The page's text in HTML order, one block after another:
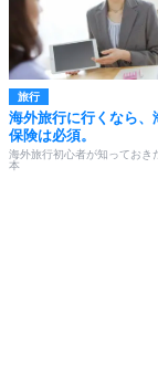
旅行
海外旅行に行くなら、
保険は必須。
海外旅行初心者が知っておき
本